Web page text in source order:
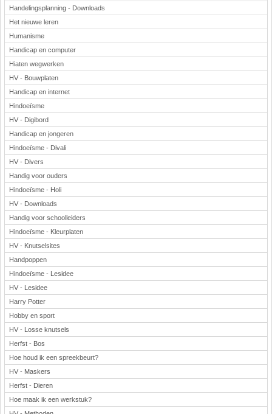
Handelingsplanning - Downloads
Het nieuwe leren
Humanisme
Handicap en computer
Hiaten wegwerken
HV - Bouwplaten
Handicap en internet
Hindoeïsme
HV - Digibord
Handicap en jongeren
Hindoeïsme - Divali
HV - Divers
Handig voor ouders
Hindoeïsme - Holi
HV - Downloads
Handig voor schoolleiders
Hindoeïsme - Kleurplaten
HV - Knutselsites
Handpoppen
Hindoeïsme - Lesidee
HV - Lesidee
Harry Potter
Hobby en sport
HV - Losse knutsels
Herfst - Bos
Hoe houd ik een spreekbeurt?
HV - Maskers
Herfst - Dieren
Hoe maak ik een werkstuk?